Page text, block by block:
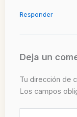
Responder
Deja un
Tu dirección de
Los campos